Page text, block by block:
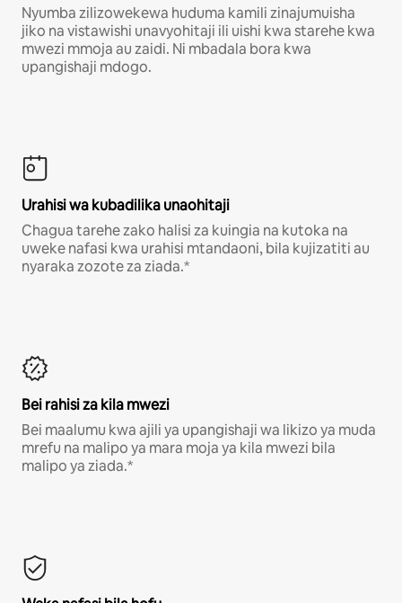
Nyumba zilizowekewa huduma kamili zinajumuisha
jiko na vistawishi unavyohitaji ili uishi kwa starehe kwa
mwezi mmoja au zaidi. Ni mbadala bora kwa
upangishaji mdogo.
Urahisi wa kubadilika unaohitaji
Chagua tarehe zako halisi za kuingia na kutoka na
uweke nafasi kwa urahisi mtandaoni, bila kujizatiti au
nyaraka zozote za ziada.*
Bei rahisi za kila mwezi
Bei maalumu kwa ajili ya upangishaji wa likizo ya muda
mrefu na malipo ya mara moja ya kila mwezi bila
malipo ya ziada.*